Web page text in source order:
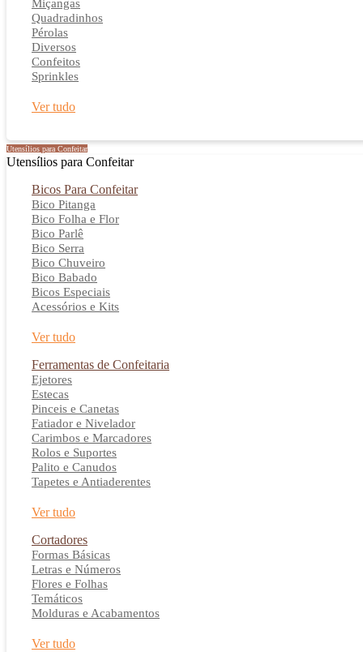
Miçangas
Quadradinhos
Pérolas
Diversos
Confeitos
Sprinkles
Ver tudo
Utensílios para Confeitar
Utensílios para Confeitar
Bicos Para Confeitar
Bico Pitanga
Bico Folha e Flor
Bico Parlê
Bico Serra
Bico Chuveiro
Bico Babado
Bicos Especiais
Acessórios e Kits
Ver tudo
Ferramentas de Confeitaria
Ejetores
Estecas
Pinceis e Canetas
Fatiador e Nivelador
Carimbos e Marcadores
Rolos e Suportes
Palito e Canudos
Tapetes e Antiaderentes
Ver tudo
Cortadores
Formas Básicas
Letras e Números
Flores e Folhas
Temáticos
Molduras e Acabamentos
Ver tudo